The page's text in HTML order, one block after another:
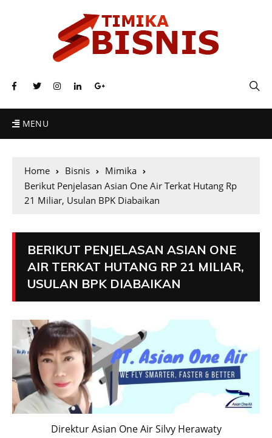
MENU
Home Bisnis
Mimika
Berikut Penjelasan Asian One Air Terkat Hutang Rp
21 Miliar, Usulan BPK Diabaikan
BERIKUT PENJELASAN ASIAN ONE
AIR TERKAT HUTANG RP 21 MILIAR,
USULAN BPK DIABAIKAN
Direktur Asian One Air Silvy Herawaty